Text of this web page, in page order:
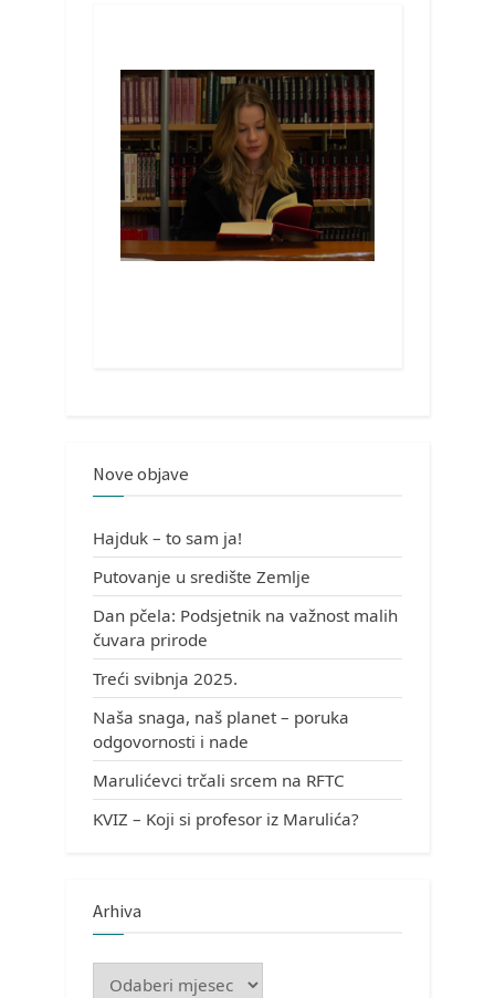
Nove objave
Hajduk – to sam ja!
Putovanje u središte Zemlje
Dan pčela: Podsjetnik na važnost malih
čuvara prirode
Treći svibnja 2025.
Naša snaga, naš planet – poruka
odgovornosti i nade
Marulićevci trčali srcem na RFTC
KVIZ – Koji si profesor iz Marulića?
Arhiva